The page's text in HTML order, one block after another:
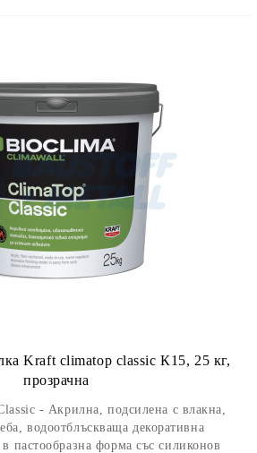
Kraft climatop classic К15, 25 кг,
прозрачна
- Акрилна, подсилена с влакна,
водоотблъскваща декоративна
пастообразна форма със силиконов